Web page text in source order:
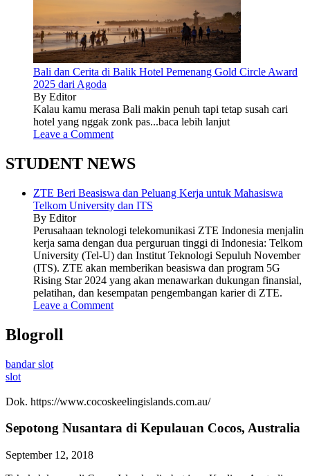
Bali dan Cerita di Balik Hotel Pemenang Gold Circle Award
2025 dari Agoda
By Editor
Kalau kamu merasa Bali makin penuh tapi tetap susah cari
hotel yang nggak zonk pas...baca lebih lanjut
Leave a Comment
STUDENT NEWS
ZTE Beri Beasiswa dan Peluang Kerja untuk Mahasiswa
Telkom University dan ITS
By Editor
Perusahaan teknologi telekomunikasi ZTE Indonesia menjalin
kerja sama dengan dua perguruan tinggi di Indonesia: Telkom
University (Tel-U) dan Institut Teknologi Sepuluh November
(ITS). ZTE akan memberikan beasiswa dan program 5G
Rising Star 2024 yang akan menawarkan dukungan finansial,
pelatihan, dan kesempatan pengembangan karier di ZTE.
Leave a Comment
Blogroll
bandar slot
slot
Dok. https://www.cocoskeelingislands.com.au/
Sepotong Nusantara di Kepulauan Cocos, Australia
September 12, 2018